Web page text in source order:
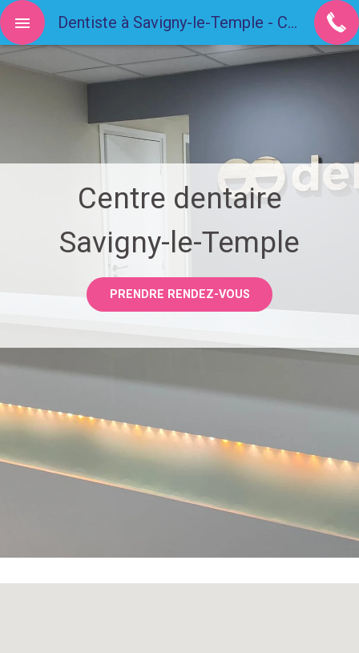
Centre dentaire
Savigny-le-Temple
PRENDRE RENDEZ-VOUS
Dentiste à Savigny-le-Temple - Cabinet Dentaire 77176